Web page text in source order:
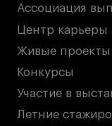
Ассоциация
Центр карьеры
Живые проекты
Конкурсы
Участие в
Летние